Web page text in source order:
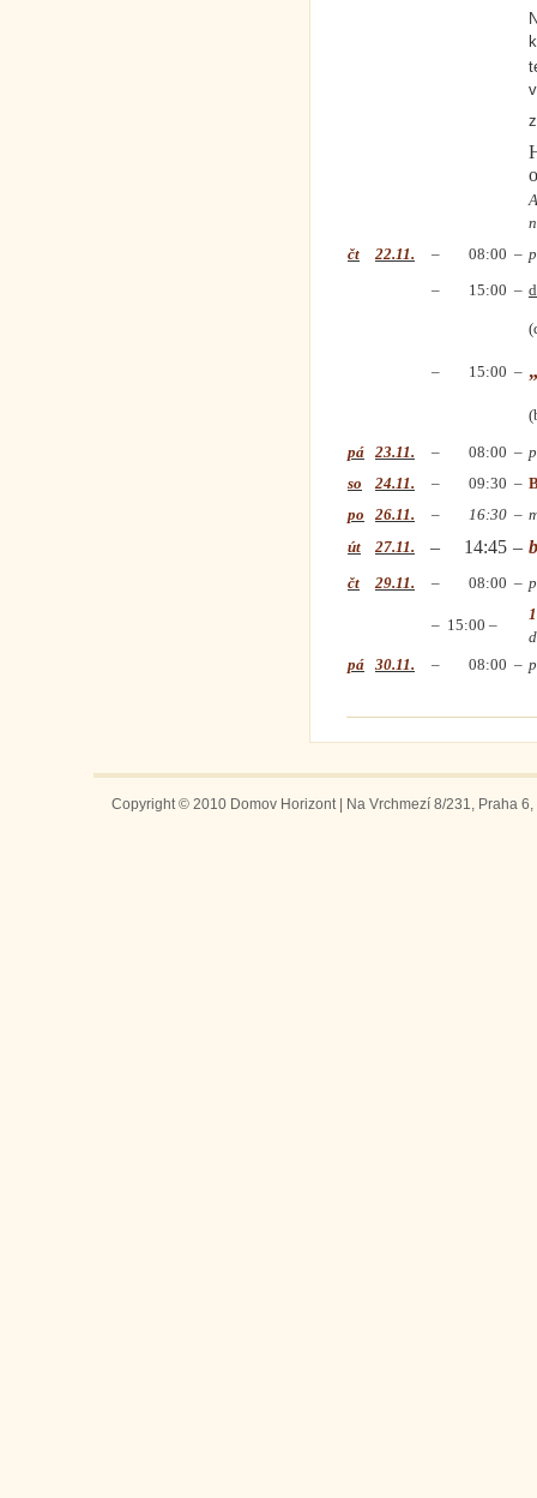
čt
22.11. – 08:00 –
–
15:00 –
– 15:00 –
pá 23.11. – 08:00 –
so
24.11. – 09:30 –
po
26.11. – 16:30 –
út
27.11. – 14:45 –
čt 29.11. – 08:00 –
– 15:00 –
pá 30.11. – 08:00 –
Copyright © 2010 Domov Horizont | Na Vrchmezí 8/231, Praha